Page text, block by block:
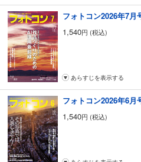
イズ除去」 吉森信哉
096 プロに聞く!新製品速報 キヤノン
STM 富士フイルム X-S20 杉本利彦／吉
100 モノクロ作品招待席 審査・選評 立
112 モノクロ作品招待席 応募規定
114 立木義浩インタビュー 最新作品集
れいな嘘を』
118 ネイチャーフォトの部 今月の審査
138 自由作品の部 今月の審査・選評 林
158 組写真の部 審査・選評 小澤太一
170 秦 達夫写真集 『風光の峰 雲上の
171 自由の部 審査・選評 鈴木サトル
181 こうすればよくなる【自由の部】
フォトコン2026年7月
1,540円 (税込)
あらすじを表示する
フォトコン2026年6月
1,540円 (税込)